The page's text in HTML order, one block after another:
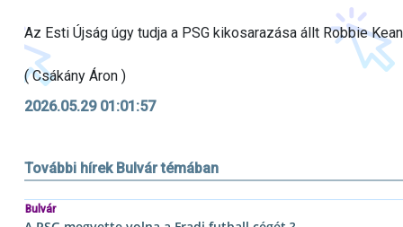
Az Esti Újság úgy tudja a PSG kikosarazása állt Robbie
( Csákány Áron )
2026.05.29 01:01:57
További hírek Bulvár témában
Bulvár